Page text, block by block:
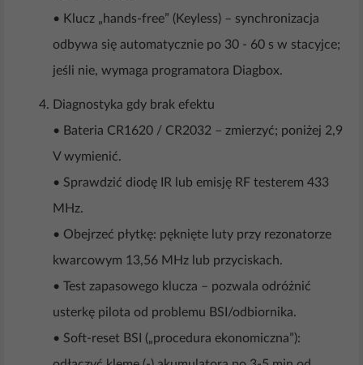
• Klucz „hands-free” (Keyless) – synchronizacja
odbywa się automatycznie po 30 - 60 s w stacyjce;
jeśli nie, wymaga programatora Diagbox.
Diagnostyka gdy brak efektu
• Bateria CR1620 / CR2032 – zmierzyć; poniżej 2,9
V wymienić.
• Sprawdzić diodę IR lub emisję RF testerem 433
MHz.
• Obejrzeć płytkę: pęknięte luty przy rezonatorze
kwarcowym 13,56 MHz lub przyciskach.
• Test zapasowego klucza – pozwala odróżnić
usterkę pilota od problemu BSI/odbiornika.
• Soft-reset BSI („procedura ekonomiczna”):